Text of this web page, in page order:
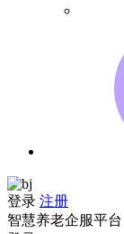
登录 注册
智慧养老企服平台